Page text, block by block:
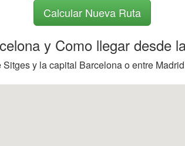
Calcular Nueva Ruta
y Como llegar desde
y la capital Barcelona o entre